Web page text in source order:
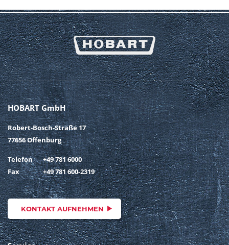
HOBART GmbH
Robert-Bosch-Straße 17
77656 Offenburg
Telefon
+49 781 6000
Fax
+49 781 600-2319
KONTAKT AUFNEHMEN